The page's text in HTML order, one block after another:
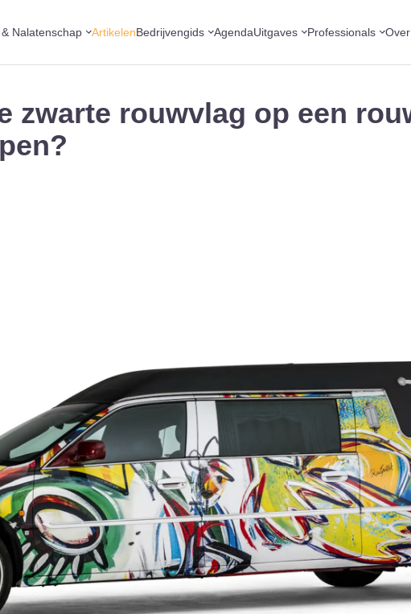
Nalatenschap ArtikelenBedrijvengids AgendaUitgaves Professionals
zwarte rouwvlag op een